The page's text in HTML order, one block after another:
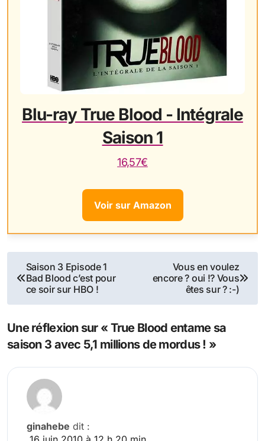
Blu-ray True Blood - Intégrale
Saison 1
16,57€
Voir sur Amazon
Navigation
de
Saison 3 Episode 1
Bad Blood c’est pour
ce soir sur HBO !
Vous en voulez
encore ? oui !? Vous
êtes sur ? :-)
Une réflexion sur « True Blood entame sa
saison 3 avec 5,1 millions de mordus ! »
ginahebe dit :